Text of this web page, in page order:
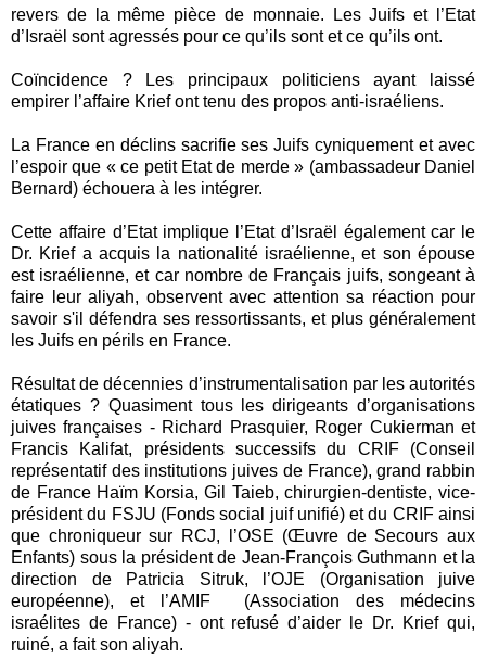
revers de la même pièce de monnaie. Les Juifs et l’Etat
d’Israël sont agressés pour ce qu’ils sont et ce qu’ils ont.
Coïncidence ? Les principaux politiciens ayant laissé
empirer l’affaire Krief ont tenu des propos anti-israéliens.
La France en déclins sacrifie ses Juifs cyniquement et avec
l’espoir que « ce petit Etat de merde » (ambassadeur Daniel
Bernard) échouera à les intégrer.
Cette affaire d’Etat implique l’Etat d’Israël également car le
Dr. Krief a acquis la nationalité israélienne, et son épouse
est israélienne, et car nombre de Français juifs, songeant à
faire leur aliyah, observent avec attention sa réaction pour
savoir s'il défendra ses ressortissants, et plus généralement
les Juifs en périls en France.
Résultat de décennies d’instrumentalisation par les autorités
étatiques ? Quasiment tous les dirigeants d’organisations
juives françaises - Richard Prasquier, Roger Cukierman et
Francis Kalifat, présidents successifs du CRIF (Conseil
représentatif des institutions juives de France), grand rabbin
de France Haïm Korsia, Gil Taieb, chirurgien-dentiste, vice-
président du FSJU (Fonds social juif unifié) et du CRIF ainsi
que chroniqueur sur RCJ, l’OSE (Œuvre de Secours aux
Enfants) sous la président de Jean-François Guthmann et la
direction de Patricia Sitruk, l’OJE (Organisation juive
européenne), et l’AMIF (Association des médecins
israélites de France) - ont refusé d’aider le Dr. Krief qui,
ruiné, a fait son aliyah.